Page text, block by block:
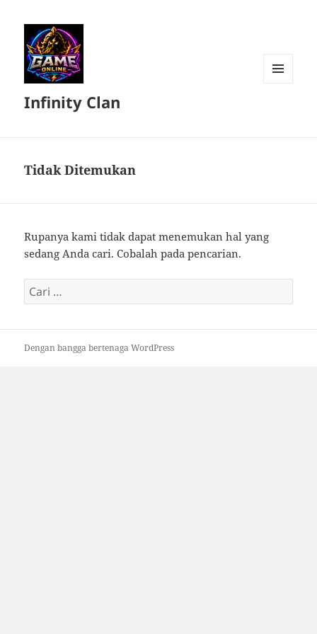
Infinity Clan
Tidak Ditemukan
Rupanya kami tidak dapat menemukan hal yang
sedang Anda cari. Cobalah pada pencarian.
Cari
untuk:
Dengan bangga bertenaga WordPress